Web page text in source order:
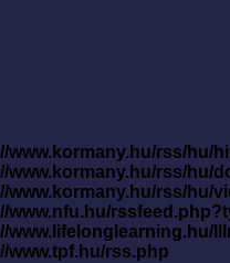
www.kormany.hu/rss/hu/
www.kormany.hu/rss/hu/
www.kormany.hu/rss/hu/
www.nfu.hu/
www.lifelonglearning.hu/
www.tpf.hu/rss.php